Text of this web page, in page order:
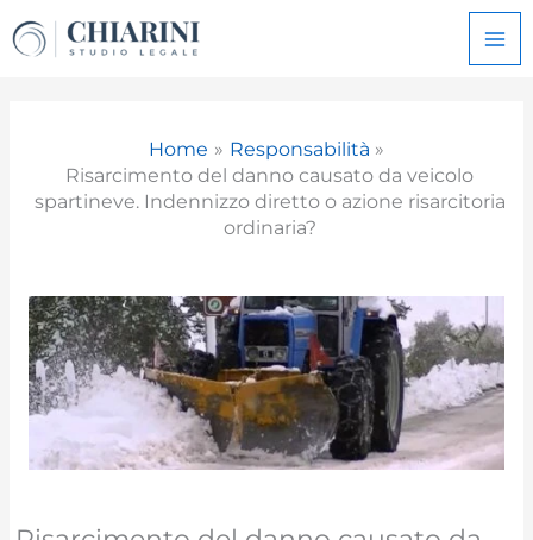
al
Home
Responsabilità
Risarcimento del danno causato da veicolo
spartineve. Indennizzo diretto o azione risarcitoria
ordinaria?